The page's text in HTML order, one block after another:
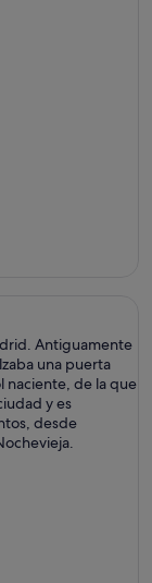
Antiguamente
una puerta
naciente, de la que
y es
desde